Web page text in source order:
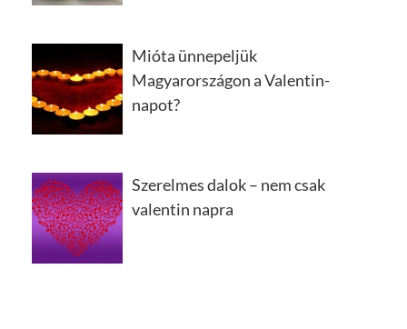
Mióta ünnepeljük
Magyarországon a Valentin-
napot?
Szerelmes dalok – nem csak
valentin napra